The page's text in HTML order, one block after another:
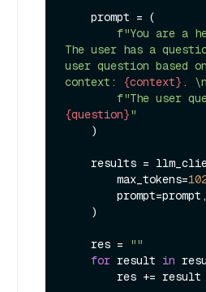
f"You are a
The user has a
user question based
context: {context} .
{question}"
        max_tokens=
    res =
""
for result in